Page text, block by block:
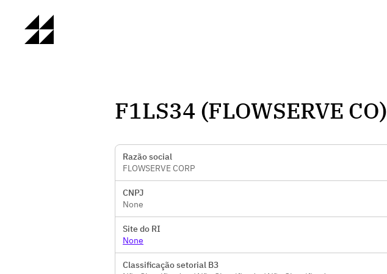
F1LS34 (FLOWSERVE CO)
Razão social
FLOWSERVE CORP
CNPJ
None
Site do RI
None
Classificação setorial B3